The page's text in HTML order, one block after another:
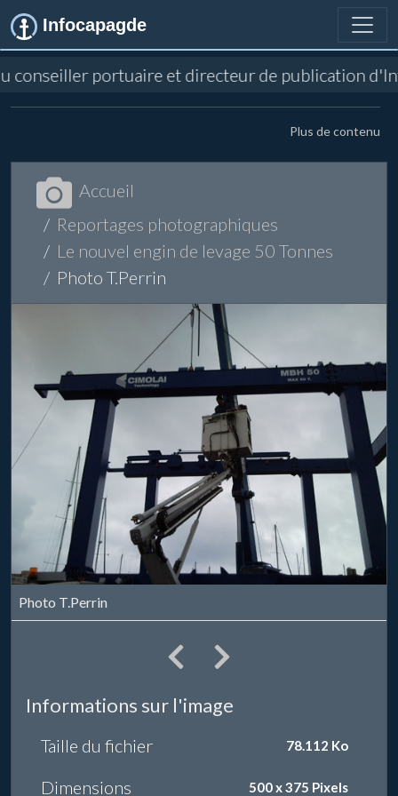
Infocapagde
conseiller portuaire et directeur de publication
Plus de contenu
Accueil
Reportages photographiques
Le nouvel engin de levage 50 Tonnes
Photo T.Perrin
Photo T.Perrin
Informations sur l'image
Taille du fichier 78.112 Ko
Dimensions 500 x 375 Pixels